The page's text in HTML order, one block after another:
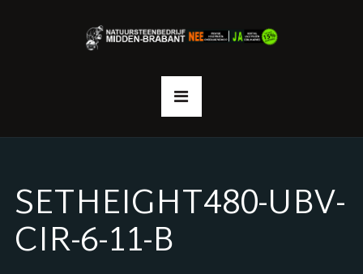
SETHEIGHT480-UBV-
CIR-6-11-B